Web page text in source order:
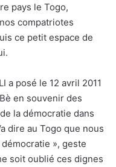
pays le Togo,
compatriotes
ce petit espace de
a posé le 12 avril 2011
en souvenir des
la démocratie dans
dire au Togo que nous
», geste
soit oublié ces dignes